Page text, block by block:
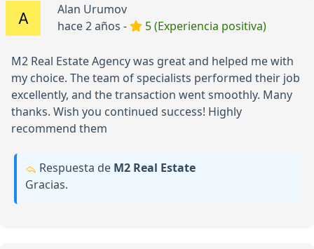
Alan Urumov
hace 2 años -
5 (Experiencia positiva)
M2 Real Estate Agency was great and helped me with
my choice. The team of specialists performed their job
excellently, and the transaction went smoothly. Many
thanks. Wish you continued success! Highly
recommend them
Respuesta de М2 Real Estate
Gracias.